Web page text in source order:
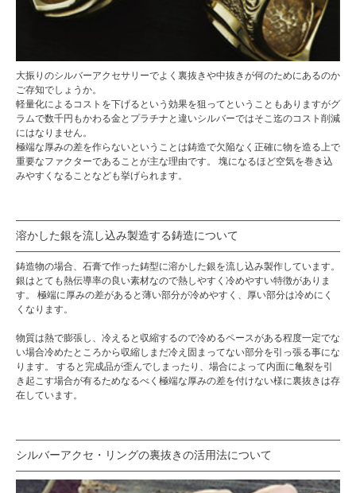
大振りのシルバーアクセサリーでよく裏抜きや中抜きが何のためにあるのか
ご存知でしょうか。
軽量化によるコストを下げるという効果を狙ってということもありますがグ
ラムで数千円もかわる金とプラチナと違いシルバーではそこ迄のコスト削減
にはなりません。
極端な厚みの差を作らないということは鋳造で欠陥なく正確に物を造る上で
重要なファクターであることが主な理由です。 塊になるほど空気を巻き込
みやすくなることなども挙げられます。
溶かした銀を流し込み製造する鋳造について
鋳造物の場合、石膏で作った鋳型に溶かした銀を流し込み製作しています。
銀はとても熱伝導率の良い素材なので熱しやすく冷めやすい特徴がありま
す。 極端に厚みの差があると薄い部分が冷めやすく、厚い部分は冷めにく
くなります。
物質は熱で膨張し、冷えると収縮するので冷めるペースがある程度一定でな
い場合冷めたところから収縮しまだ冷え固まってない部分を引っ張る事にな
ります。 すると完成品が歪んでしまったり、場合によって内面に亀裂を引
き起こす場合が有るためなるべく極端な厚みの差を付けない様に裏抜きは存
在しています。
シルバーアクセ・リングの裏抜きの活用法について